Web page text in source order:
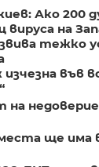
Ако 200
на
тежко
във
ще има